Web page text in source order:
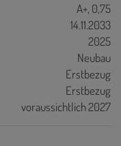
A+, 0,75
14.11.2033
2025
Neubau
Erstbezug
Erstbezug
voraussichtlich 2027